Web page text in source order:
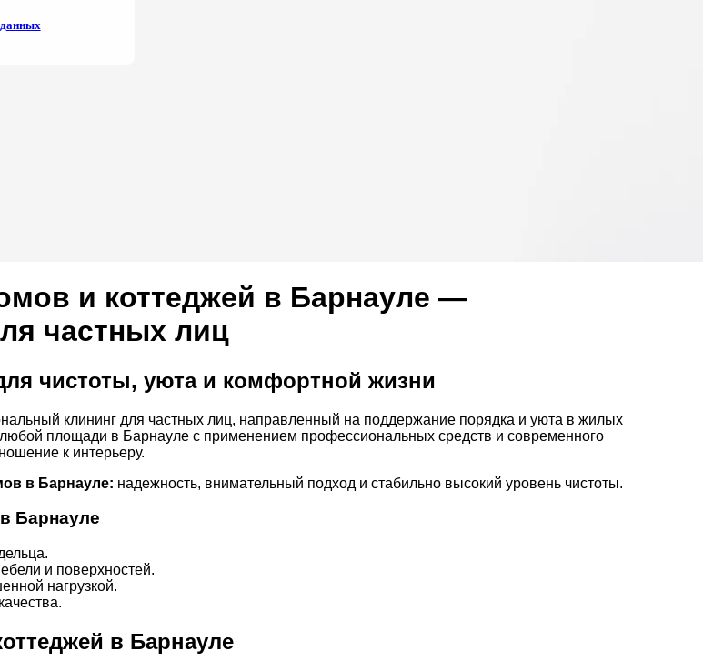
и коттеджей в Барнауле —
частных лиц
чистоты, уюта и комфортной жизни
клининг для частных лиц, направленный на поддержание порядка и уюта в жилых
площади в Барнауле с применением профессиональных средств и современного
к интерьеру.
в Барнауле: надежность, внимательный подход и стабильно высокий уровень чистоты.
Барнауле
и поверхностей.
нагрузкой.
в Барнауле